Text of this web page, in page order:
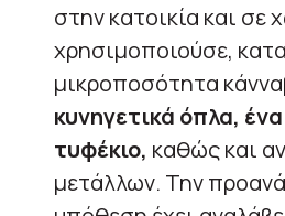
στην κατοικία και σε
χρησιμοποιούσε,
μικροποσότητα
κυνηγετικά όπλα,
τυφέκιο, καθώς και
μετάλλων. Την